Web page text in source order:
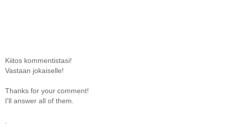
Kiitos kommentistasi!
Vastaan jokaiselle!
Thanks for your comment!
I'll answer all of them.